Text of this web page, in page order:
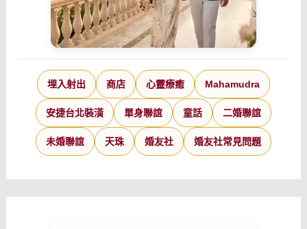
埋入射出 商店 心靈療癒 Mahamudra
安捷台北裝潢 單身聯誼 童話 二婚聯誼
未婚聯誼 天珠 婚友社 婚友社常見問題